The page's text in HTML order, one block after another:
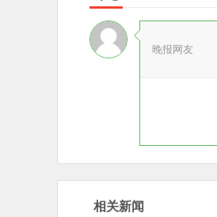
晚报网友
相关新闻